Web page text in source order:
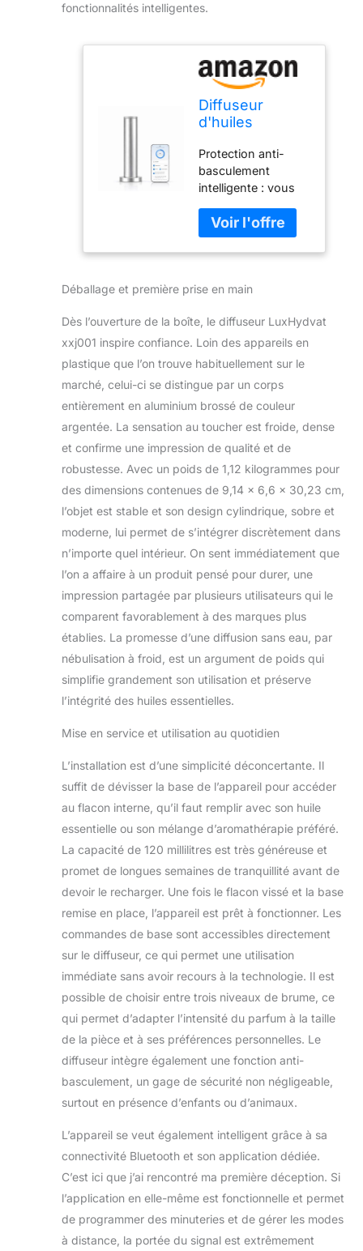
fonctionnalités intelligentes.
Diffuseur
d'huiles
sans fil :
diffuseur
d'arômes
intelligent anti-
basculement
avec 3 modes
de brume,
1200 m²,
Bluetooth,
minuterie,
corps en métal
Protection anti-
basculement
intelligente : vous
votre diffuseur
n'importe où : le
capteur intelligent
instantanément le
l'appareil s'incline à
plus de 45°,
protégeant votre
bureau ou votre
chambre contre les
déversements.
Plusieurs modes de
entre le bouton de
contrôle,
l'application
Bluetooth ou le
distance pour
correspondre
parfaitement à votre
style de vie. Ajustez
facilement les
le confort de votre
lit, canapé ou
bureau. Sortie de
personnalisable à 3
choisissez parmi
trois niveaux de
brume – doux,
équilibré ou
puissant – avec des
options de
minuterie réglables
(1h/4h/12h) pour
aromatique parfaite
pour n'importe
quelle taille de pièce
ou occasion.
Fonctionnement
ultra silencieux :
profitez d'une
aromathérapie
paisible avec des
inférieurs à 38 dB.
Parfait pour les
bureaux et les spas,
offrant un parfum
sans distractions
sonores, même la
luxueux
entièrement
Déballage et première prise en main
Dès l’ouverture de la boîte, le diffuseur LuxHydvat
xxj001 inspire confiance. Loin des appareils en
plastique que l’on trouve habituellement sur le
marché, celui-ci se distingue par un corps
entièrement en aluminium brossé de couleur
argentée. La sensation au toucher est froide, dense
et confirme une impression de qualité et de
robustesse. Avec un poids de 1,12 kilogrammes pour
des dimensions contenues de 9,14 x 6,6 x 30,23 cm,
l’objet est stable et son design cylindrique, sobre et
moderne, lui permet de s’intégrer discrètement dans
n’importe quel intérieur. On sent immédiatement que
l’on a affaire à un produit pensé pour durer, une
impression partagée par plusieurs utilisateurs qui le
comparent favorablement à des marques plus
établies. La promesse d’une diffusion sans eau, par
nébulisation à froid, est un argument de poids qui
simplifie grandement son utilisation et préserve
l’intégrité des huiles essentielles.
Mise en service et utilisation au quotidien
L’installation est d’une simplicité déconcertante. Il
suffit de dévisser la base de l’appareil pour accéder
au flacon interne, qu’il faut remplir avec son huile
essentielle ou son mélange d’aromathérapie préféré.
La capacité de 120 millilitres est très généreuse et
promet de longues semaines de tranquillité avant de
devoir le recharger. Une fois le flacon vissé et la base
remise en place, l’appareil est prêt à fonctionner. Les
commandes de base sont accessibles directement
sur le diffuseur, ce qui permet une utilisation
immédiate sans avoir recours à la technologie. Il est
possible de choisir entre trois niveaux de brume, ce
qui permet d’adapter l’intensité du parfum à la taille
de la pièce et à ses préférences personnelles. Le
diffuseur intègre également une fonction anti-
basculement, un gage de sécurité non négligeable,
surtout en présence d’enfants ou d’animaux.
L’appareil se veut également intelligent grâce à sa
connectivité Bluetooth et son application dédiée.
C’est ici que j’ai rencontré ma première déception. Si
l’application en elle-même est fonctionnelle et permet
de programmer des minuteries et de gérer les modes
à distance, la portée du signal est extrêmement